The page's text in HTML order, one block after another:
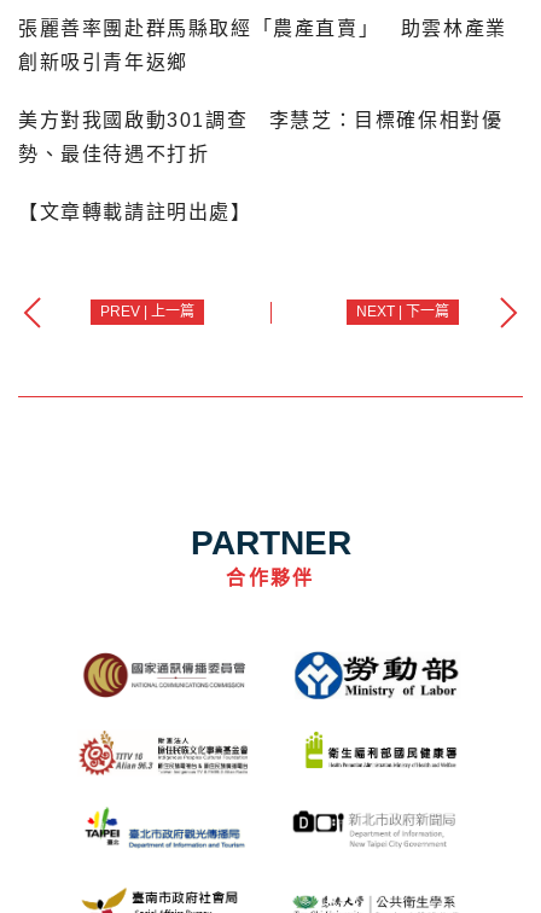
張麗善率團赴群馬縣取經「農產直賣」 助雲林產業
創新吸引青年返鄉
美方對我國啟動301調查 李慧芝：目標確保相對優
勢、最佳待遇不打折
【文章轉載請註明出處】
PREV | 上一篇 NEXT | 下一篇
PARTNER
合作夥伴